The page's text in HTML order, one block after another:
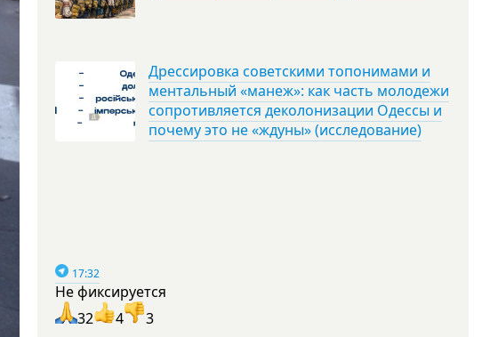
Дрессировка советскими топонимами и
ментальный «манеж»: как часть молодежи
сопротивляется деколонизации Одессы и
почему это не «ждуны» (исследование)
17:32
Не фиксируется
32
4 3